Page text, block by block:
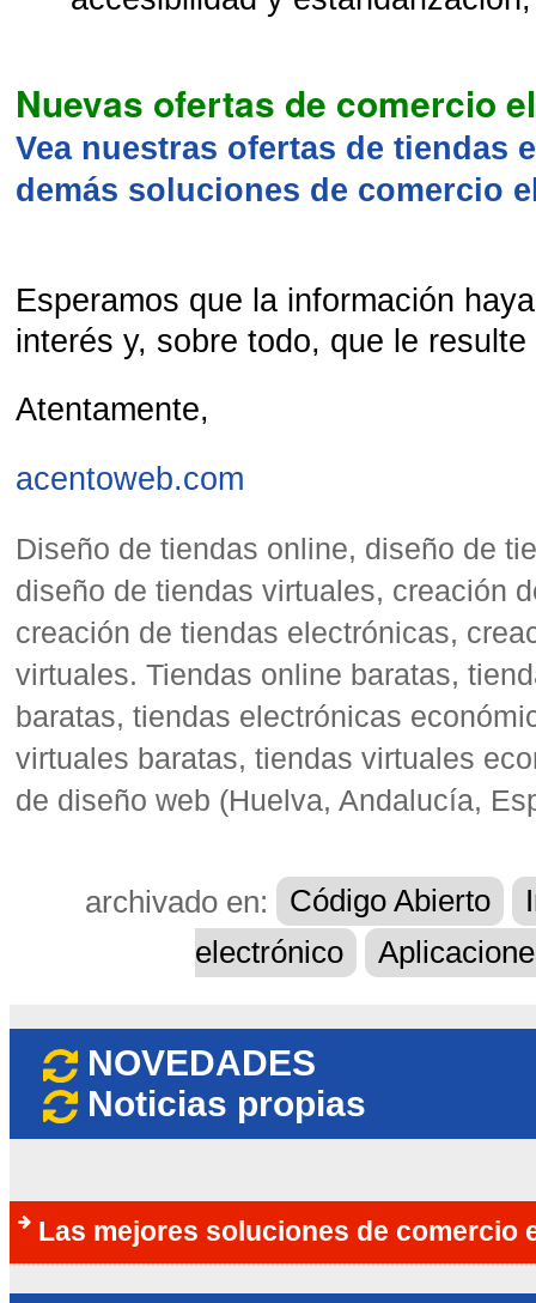
Nuevas ofertas de comercio
Vea nuestras ofertas de tiendas
demás soluciones de comercio
Esperamos que la información
interés y, sobre todo, que le resulte
Atentamente,
acentoweb.com
Diseño de tiendas online, diseño de
diseño de tiendas virtuales, creación
creación de tiendas electrónicas,
virtuales. Tiendas online baratas,
baratas, tiendas electrónicas
virtuales baratas, tiendas virtuales
de diseño web (Huelva, Andalucía,
archivado en: Código Abierto
electrónico
NOVEDADES
Noticias propias
Las mejores soluciones de comercio